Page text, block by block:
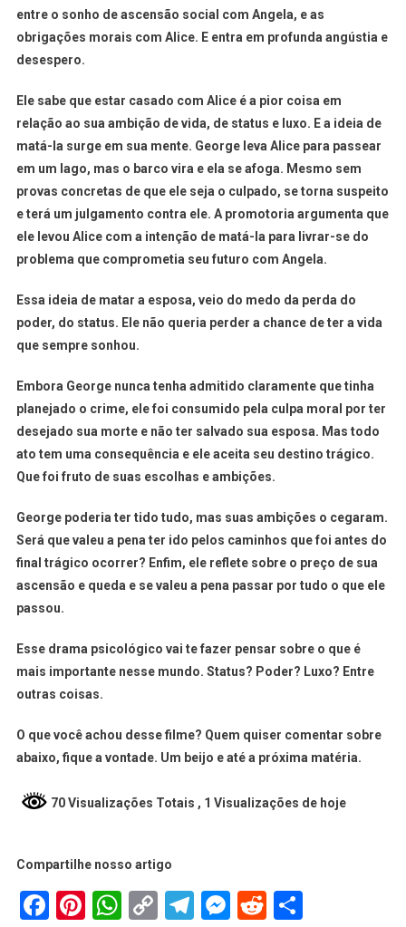
entre o sonho de ascensão social com Angela, e as
obrigações morais com Alice. E entra em profunda angústia e
desespero.
Ele sabe que estar casado com Alice é a pior coisa em
relação ao sua ambição de vida, de status e luxo. E a ideia de
matá-la surge em sua mente. George leva Alice para passear
em um lago, mas o barco vira e ela se afoga. Mesmo sem
provas concretas de que ele seja o culpado, se torna suspeito
e terá um julgamento contra ele. A promotoria argumenta que
ele levou Alice com a intenção de matá-la para livrar-se do
problema que comprometia seu futuro com Angela.
Essa ideia de matar a esposa, veio do medo da perda do
poder, do status. Ele não queria perder a chance de ter a vida
que sempre sonhou.
Embora George nunca tenha admitido claramente que tinha
planejado o crime, ele foi consumido pela culpa moral por ter
desejado sua morte e não ter salvado sua esposa. Mas todo
ato tem uma consequência e ele aceita seu destino trágico.
Que foi fruto de suas escolhas e ambições.
George poderia ter tido tudo, mas suas ambições o cegaram.
Será que valeu a pena ter ido pelos caminhos que foi antes do
final trágico ocorrer? Enfim, ele reflete sobre o preço de sua
ascensão e queda e se valeu a pena passar por tudo o que ele
passou.
Esse drama psicológico vai te fazer pensar sobre o que é
mais importante nesse mundo. Status? Poder? Luxo? Entre
outras coisas.
O que você achou desse filme? Quem quiser comentar sobre
abaixo, fique a vontade. Um beijo e até a próxima matéria.
70 Visualizações Totais , 1 Visualizações de hoje
Compartilhe nosso artigo
Facebook
Pinterest
WhatsApp
CopyTelegram
Messenger
Reddit
Share